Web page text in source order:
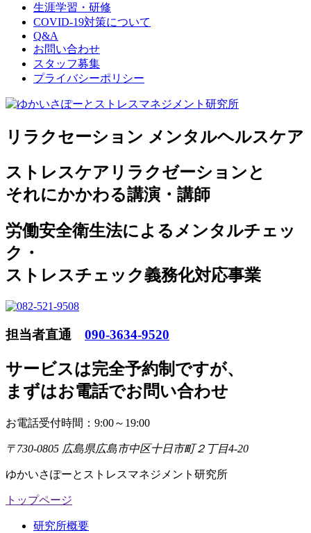
生涯学習・研修
COVID-19対策について
Q&A
お問い合わせ
スタッフ募集
プライバシーポリシー
リラクセーション メンタルヘルスケア
ストレスケアリラクゼーションと
それにかかわる講演・講師
労働安全衛生法によるメンタルチェッ
ク・
ストレスチェック義務化対応事業
担当者直通 090-3634-9520
サービスは完全予約制ですが、
まずはお電話でお問い合わせ
お電話受付時間：9:00～19:00
〒730-0805 広島県広島市中区十日市町２丁目4-20
ゆかいさぽーとストレスマネジメント研究所
トップページ
研究所概要